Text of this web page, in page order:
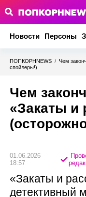
Новости Персоны
ПОПКОРНNEWS / Чем
спойлеры!)
Чем
«Закаты и
01.06.2026
18:57
«Закаты и
детективный